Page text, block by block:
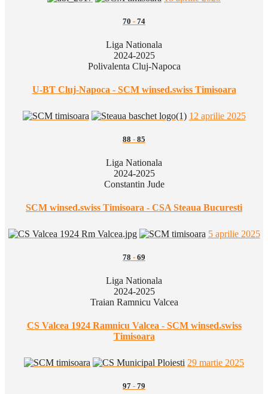
70 - 74
Liga Nationala
2024-2025
Polivalenta Cluj-Napoca
U-BT Cluj-Napoca - SCM winsed.swiss Timisoara
12 aprilie 2025
88 - 85
Liga Nationala
2024-2025
Constantin Jude
SCM winsed.swiss Timisoara - CSA Steaua Bucuresti
5 aprilie 2025
78 - 69
Liga Nationala
2024-2025
Traian Ramnicu Valcea
CS Valcea 1924 Ramnicu Valcea - SCM winsed.swiss
Timisoara
29 martie 2025
97 - 79